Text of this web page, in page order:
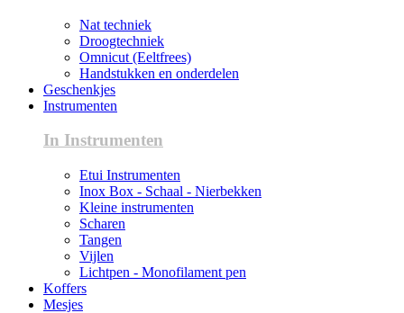
Nat techniek
Droogtechniek
Omnicut (Eeltfrees)
Handstukken en onderdelen
Geschenkjes
Instrumenten
In Instrumenten
Etui Instrumenten
Inox Box - Schaal - Nierbekken
Kleine instrumenten
Scharen
Tangen
Vijlen
Lichtpen - Monofilament pen
Koffers
Mesjes